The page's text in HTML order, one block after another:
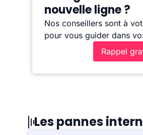
nouvelle ligne ?
Nos conseillers sont à
pour vous guider dans
Rappel
Les pannes